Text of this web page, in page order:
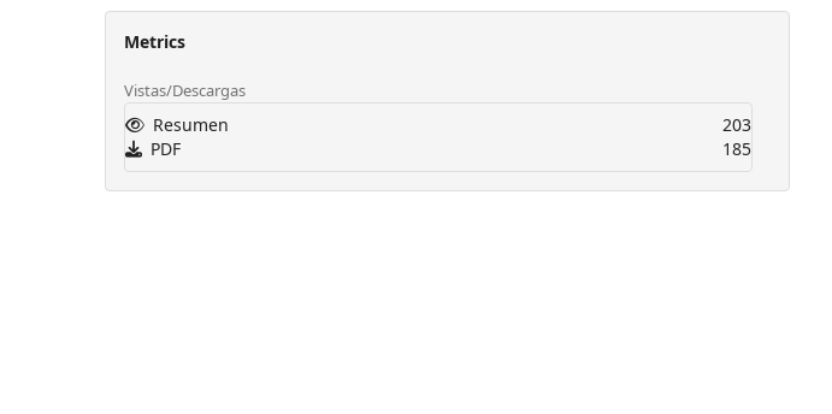
Metrics
Vistas/Descargas
Resumen
203
PDF
185